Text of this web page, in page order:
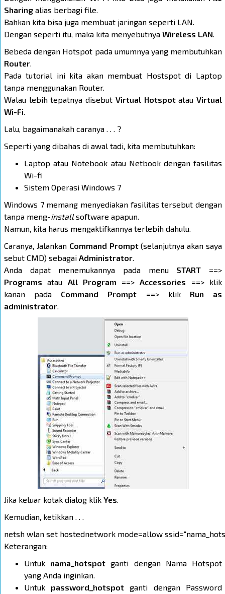
Sharing alias berbagi file.
Bahkan kita bisa juga membuat jaringan seperti LAN.
Dengan seperti itu, maka kita menyebutnya Wireless LAN.
Bebeda dengan Hotspot pada umumnya yang membutuhkan
Router.
Pada tutorial ini kita akan membuat Hostspot di Laptop
tanpa menggunakan Router.
Walau lebih tepatnya disebut Virtual HotspotatauVirtual
Wi-Fi.
Lalu, bagaimanakah caranya . . . ?
Seperti yang dibahas di awal tadi, kita membutuhkan:
Laptop atau Notebook atau Netbook dengan fasilitas
Wi-fi
Sistem Operasi Windows 7
Windows 7 memang menyediakan fasilitas tersebut dengan
tanpa meng-installsoftware apapun.
Namun, kita harus mengaktifkannya terlebih dahulu.
Caranya, Jalankan Command Prompt(selanjutnya akan saya
sebut CMD) sebagai Administrator.
Anda dapat menemukannya pada menu START ==>
Programs atau All Program ==>Accessories ==> klik
kanan pada Command Prompt ==> klik Run as
administrator.
Jika keluar kotak dialog klik Yes.
Kemudian, ketikkan . . .
netsh wlan set hostednetwork mode=allow
Keterangan:
Untuk nama_hotspot ganti dengan Nama Hotspot
yang Anda inginkan.
Untuk password_hotspot ganti dengan Password